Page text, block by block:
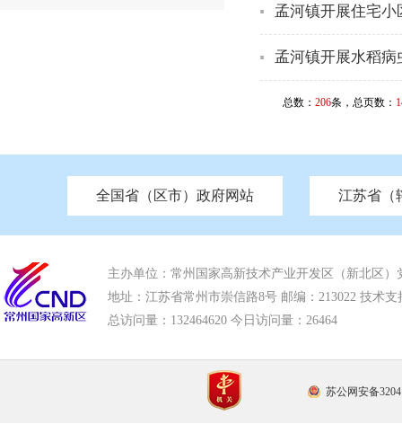
孟河镇开展住宅
孟河镇开展水稻病
总数： 206条，总页数：
全国省（区市）政府网站
北京 天津 重庆 河南 河北 山西
江苏省（
中国江苏 南京市政府 苏州市政府 无锡
市发改委 市工信局 市教育局 市科技局 市
市应急管理局 市审计局 市外事办 市生态
主办单位：常州国家高新技术产业开发区（新北区）
地址：江苏省常州市崇信路8号 邮编：213022 技术支
总访问量： 132464620 今日访问量： 26464
苏公网安备